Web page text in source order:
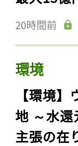
20時間前
環境
【環境
地 ～水
主張の在